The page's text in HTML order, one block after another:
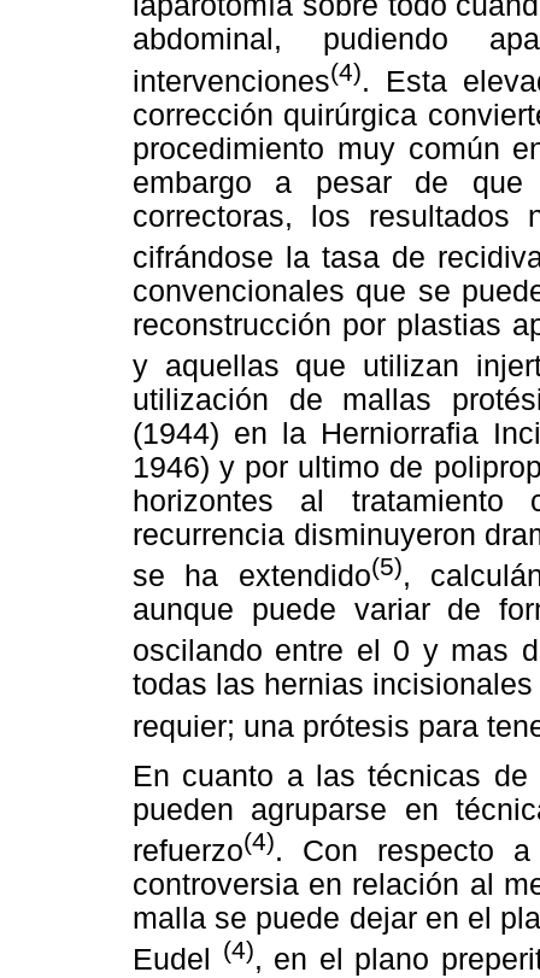
abdominal, pudiendo
intervenciones(4). Esta
corrección quirúrgica
procedimiento muy común
embargo a pesar de que
correctoras, los resultados
cifrándose la tasa de
convencionales que se
reconstrucción por plastias
y aquellas que utilizan
utilización de mallas
(1944) en la Herniorrafia
1946) y por ultimo de
horizontes al
recurrencia disminuyeron
se ha extendido(5),
aunque puede variar de
oscilando entre el 0 y mas
todas las hernias
requier; una prótesis para
En cuanto a las técnicas
pueden agruparse en
refuerzo(4). Con respecto
controversia en relación al
malla se puede dejar en el
Eudel
(4), en el plano